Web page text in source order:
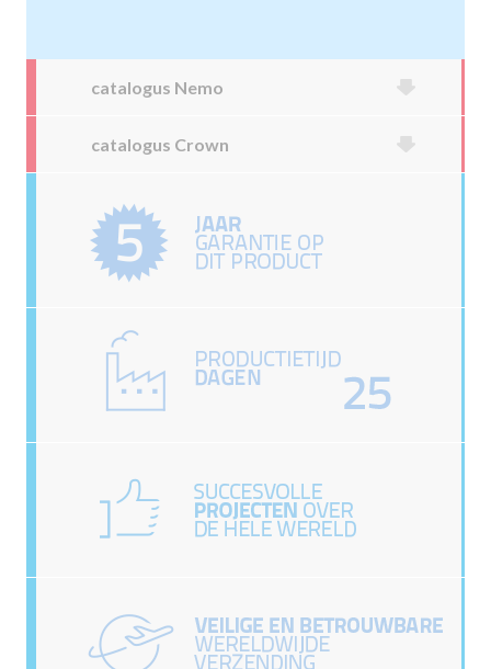
catalogus Nemo
catalogus Crown